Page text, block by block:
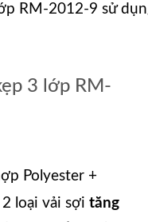
RM-2012-9 sử
3 lớp RM-
Polyester +
loại vải sợi tăng